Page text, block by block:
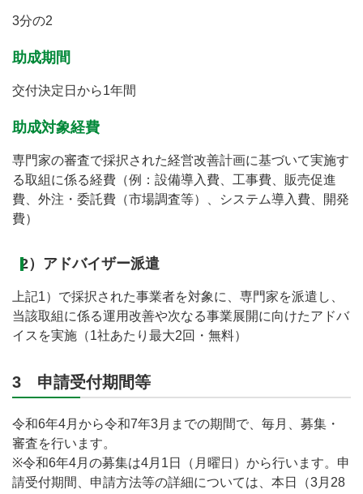
3分の2
助成期間
交付決定日から1年間
助成対象経費
専門家の審査で採択された経営改善計画に基づいて実施す
る取組に係る経費（例：設備導入費、工事費、販売促進
費、外注・委託費（市場調査等）、システム導入費、開発
費）
2）アドバイザー派遣
上記1）で採択された事業者を対象に、専門家を派遣し、
当該取組に係る運用改善や次なる事業展開に向けたアドバ
イスを実施（1社あたり最大2回・無料）
3 申請受付期間等
令和6年4月から令和7年3月までの期間で、毎月、募集・
審査を行います。
※令和6年4月の募集は4月1日（月曜日）から行います。申
請受付期間、申請方法等の詳細については、本日（3月28